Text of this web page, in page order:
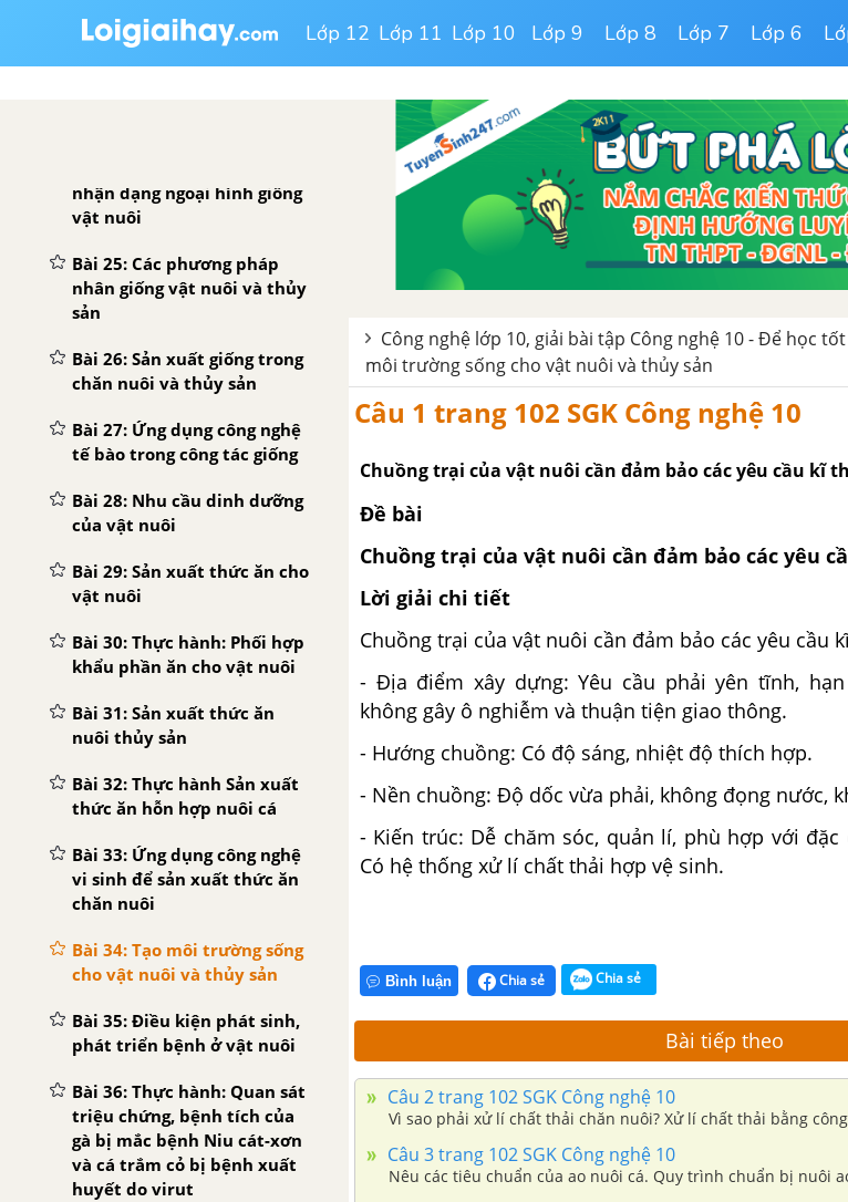
Lớp 12 Lớp 11 Lớp 10 Lớp 9 Lớp 8 Lớp 7 Lớp 6
Bài 22: Quy luật sinh trưởng,
phát dục của vật nuôi
nhận dạng ngoại hình giống
vật nuôi
Bài 25: Các phương pháp
nhân giống vật nuôi và thủy
sản
Bài 26: Sản xuất giống trong
chăn nuôi và thủy sản
Bài 27: Ứng dụng công nghệ
tế bào trong công tác giống
Bài 28: Nhu cầu dinh dưỡng
của vật nuôi
Bài 29: Sản xuất thức ăn cho
vật nuôi
Bài 30: Thực hành: Phối hợp
khẩu phần ăn cho vật nuôi
Bài 31: Sản xuất thức ăn
nuôi thủy sản
Bài 32: Thực hành Sản xuất
thức ăn hỗn hợp nuôi cá
Bài 33: Ứng dụng công nghệ
vi sinh để sản xuất thức ăn
chăn nuôi
Bài 34: Tạo môi trường sống
cho vật nuôi và thủy sản
Bài 35: Điều kiện phát sinh,
phát triển bệnh ở vật nuôi
Bài 36: Thực hành: Quan sát
triệu chứng, bệnh tích của
gà bị mắc bệnh Niu cát-xơn
và cá trắm cỏ bị bệnh xuất
huyết do virut
Công nghệ lớp 10, giải bài tập Công nghệ 10 - Để học
môi trường sống cho vật nuôi và thủy sản
Câu 1 trang 102 SGK Công nghệ 10
Chuồng trại của vật nuôi cần đảm bảo các yêu cầu kĩ
Đề bài
Chuồng trại của vật nuôi cần đảm bảo các yêu
Lời giải chi tiết
Chuồng trại của vật nuôi cần đảm bảo các yêu cầu
- Địa điểm xây dựng: Yêu cầu phải yên tĩnh,
không gây ô nghiễm và thuận tiện giao thông.
- Hướng chuồng: Có độ sáng, nhiệt độ thích hợp.
- Nền chuồng: Độ dốc vừa phải, không đọng nước,
- Kiến trúc: Dễ chăm sóc, quản lí, phù hợp với
Có hệ thống xử lí chất thải hợp vệ sinh.
Bình luận Chia sẻ Chia sẻ
Bài tiếp theo
Câu 2 trang 102 SGK Công nghệ 10
Vì sao phải xử lí chất thải chăn nuôi? Xử lí chất thải bằng
Câu 3 trang 102 SGK Công nghệ 10
Nêu các tiêu chuẩn của ao nuôi cá. Quy trình chuẩn bị nuôi